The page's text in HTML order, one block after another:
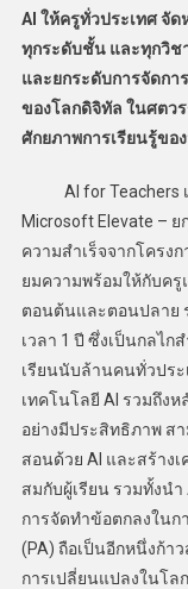
AI ให้ครูทั่วประเทศ จั
ทุกระดับชั้น และทุกวิช
และยกระดับการจัดกา
ของโลกดิจิทัล ในศตว
ศักยภาพการเรียนรู้ขอ
AI for Teachers เ
Microsoft Elevate –
ความสำเร็จจากโครงก
ยมความพร้อมให้กับค
ตอนต้นและตอนปลาย
เวลา 1 ปี ซึ่งเป็นกลไ
เรียนนับล้านคนทั่วประ
เทคโนโลยี AI รวมถึง
อย่างมีประสิทธิภาพ ส
สอนด้วย AI และสร้าง
สมกับผู้เรียน รวมทั้งน
การจัดทำข้อตกลงใน
(PA) ถือเป็นอีกหนึ่งก้า
การเปลี่ยนแปลงในโล